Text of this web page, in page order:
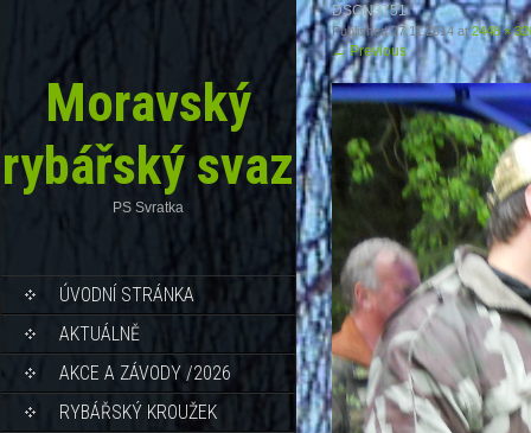
Moravský
rybářský svaz
PS Svratka
ÚVODNÍ STRÁNKA
AKTUÁLNĚ
AKCE A ZÁVODY /2026
RYBÁŘSKÝ KROUŽEK
DSCN3751
Published27.11.2014 at2448 ×
←Previous